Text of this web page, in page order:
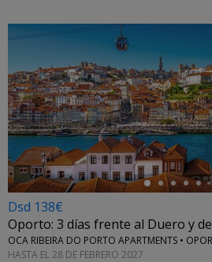
←
Dsd 138€
Oporto: 3 días frente al Duero y
OCA RIBEIRA DO PORTO APARTMENTS •
HASTA EL 28 DE FEBRERO 2027